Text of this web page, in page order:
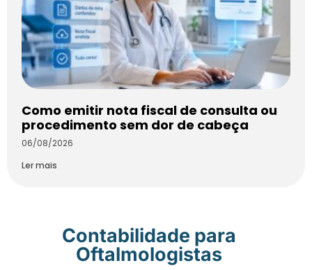
Como emitir nota fiscal de consulta ou
procedimento sem dor de cabeça
06/08/2026
Ler mais
Contabilidade para
Oftalmologistas